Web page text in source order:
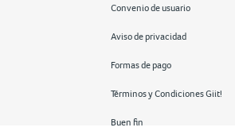
Convenio de usuario
Aviso de privacidad
Formas de pago
Términos y Condiciones Giit!
Buen fin